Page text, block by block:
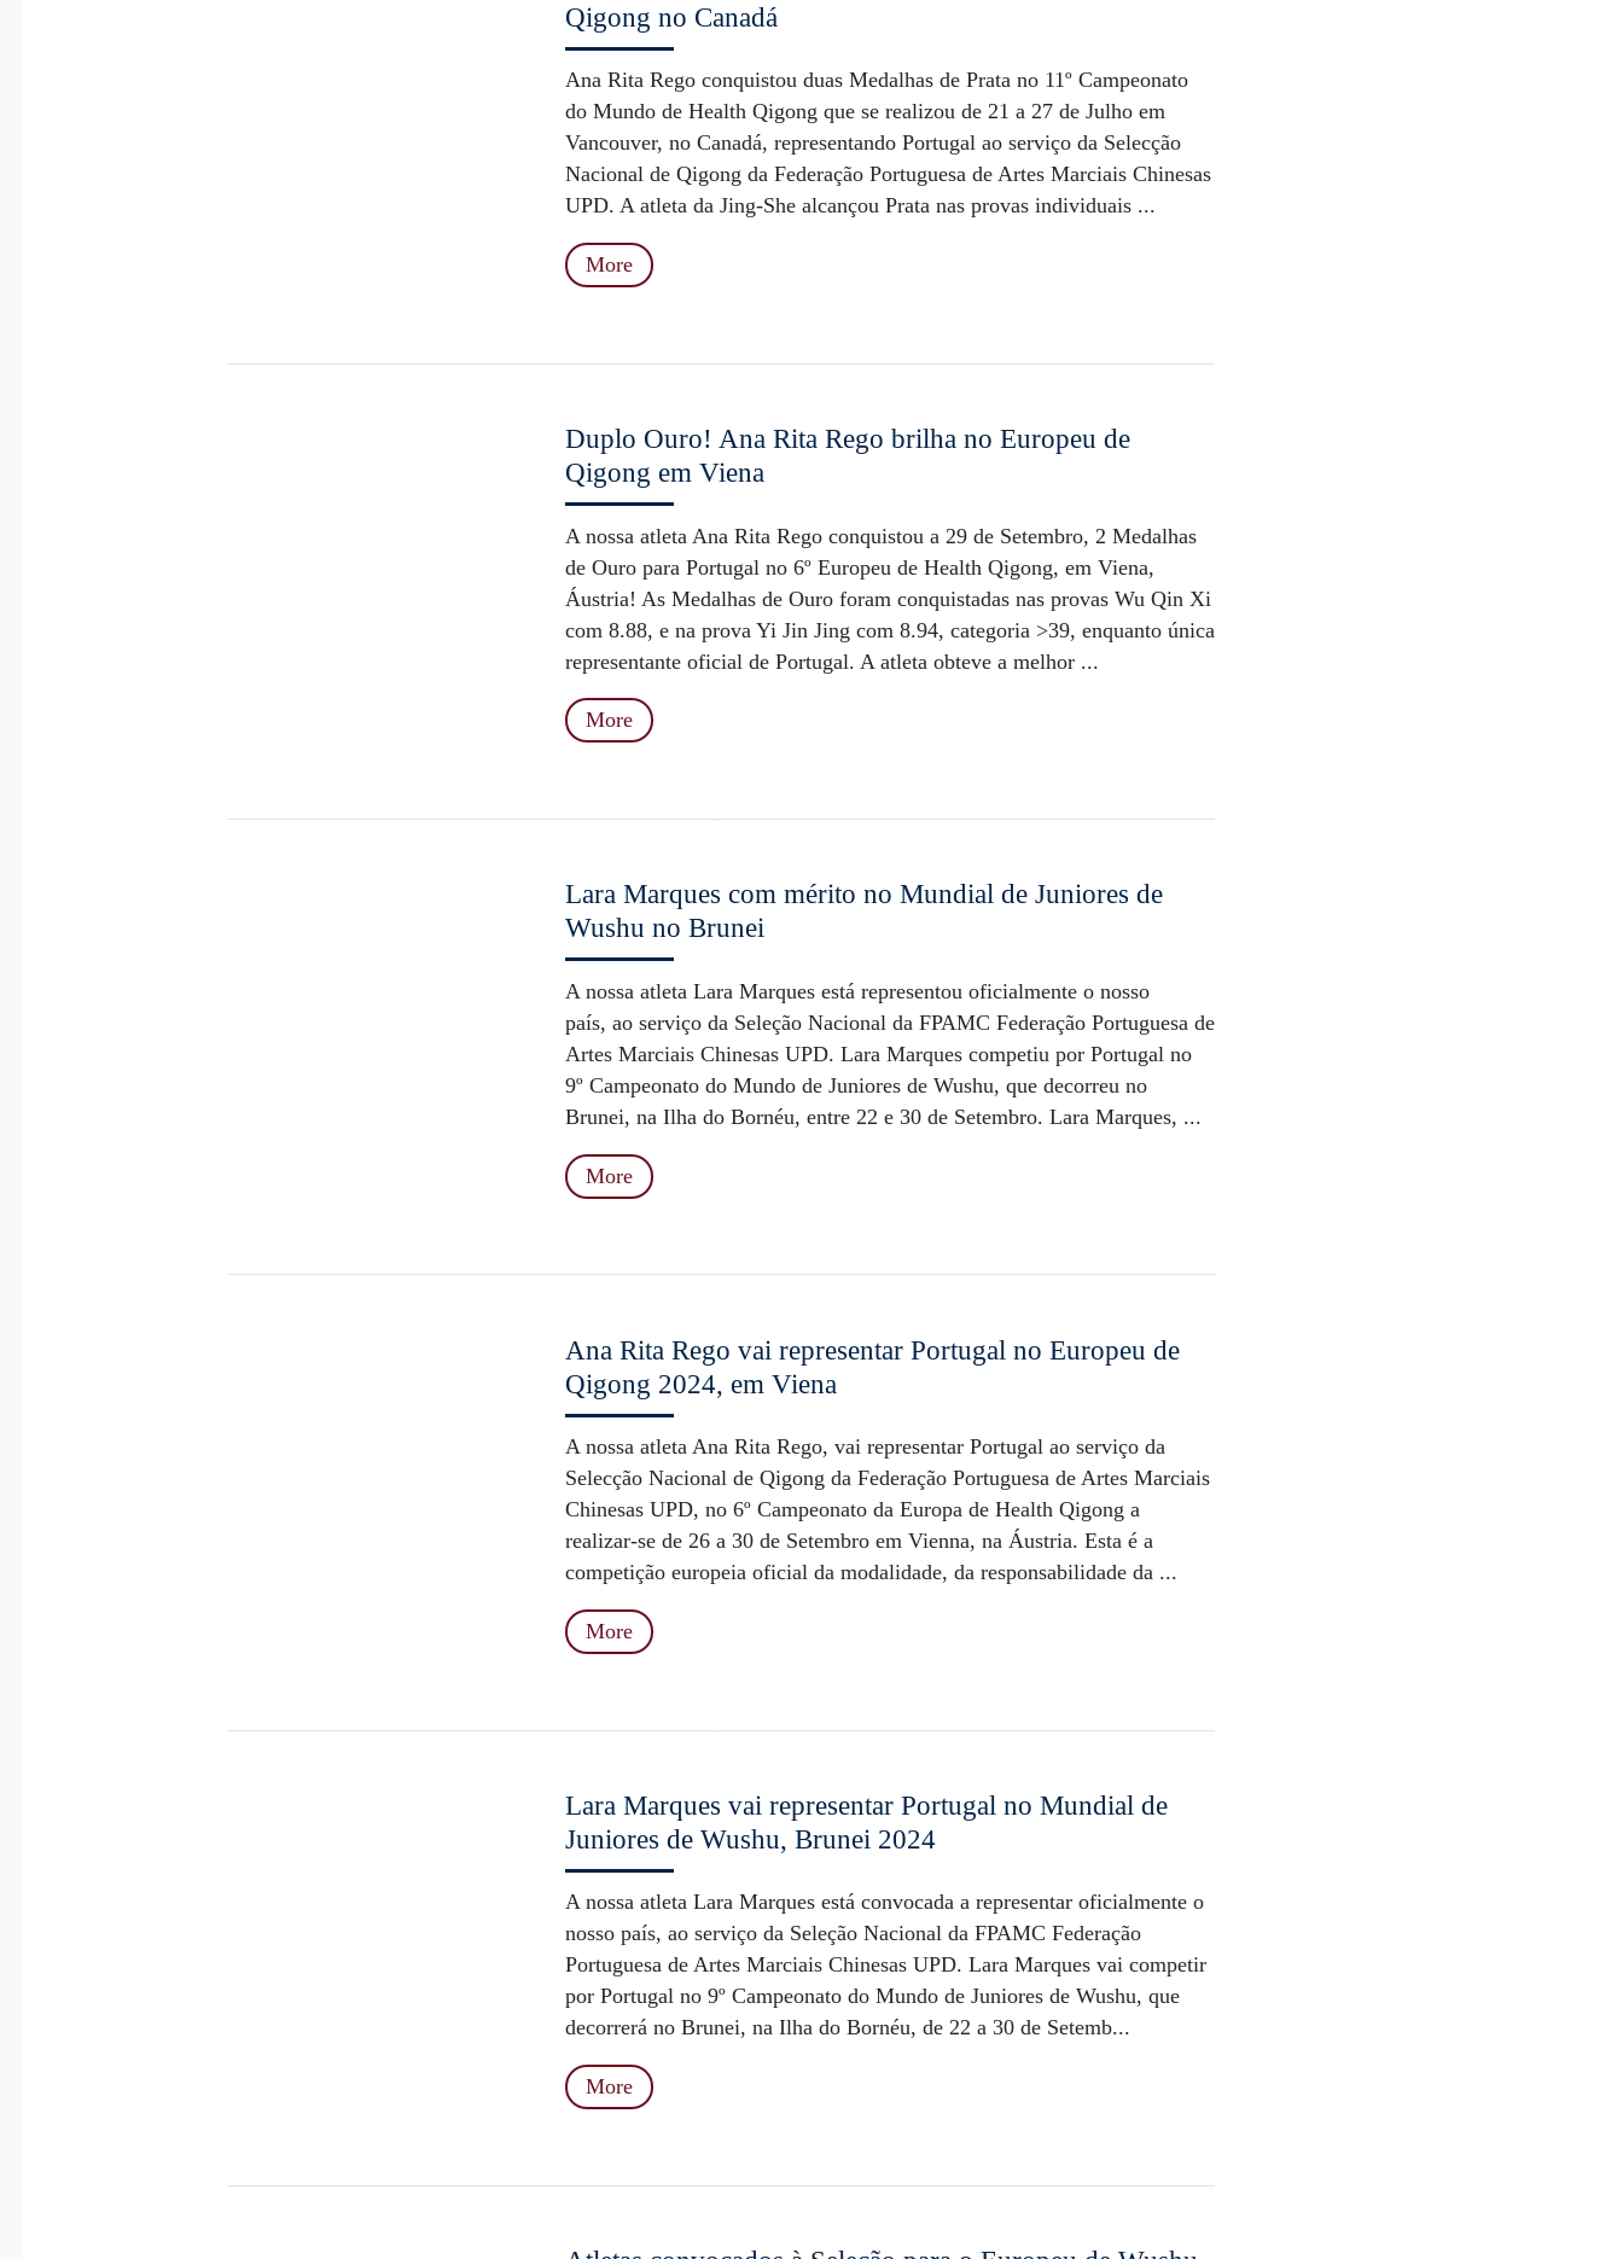
Qigong no Canadá
Ana Rita Rego conquistou duas Medalhas de Prata no 11º Campeonato
do Mundo de Health Qigong que se realizou de 21 a 27 de Julho em
Vancouver, no Canadá, representando Portugal ao serviço da Selecção
Nacional de Qigong da Federação Portuguesa de Artes Marciais Chinesas
UPD. A atleta da Jing-She alcançou Prata nas provas individuais ...
More
Duplo Ouro! Ana Rita Rego brilha no Europeu de
Qigong em Viena
A nossa atleta Ana Rita Rego conquistou a 29 de Setembro, 2 Medalhas
de Ouro para Portugal no 6º Europeu de Health Qigong, em Viena,
Áustria! As Medalhas de Ouro foram conquistadas nas provas Wu Qin Xi
com 8.88, e na prova Yi Jin Jing com 8.94, categoria >39, enquanto única
representante oficial de Portugal. A atleta obteve a melhor ...
More
Lara Marques com mérito no Mundial de Juniores de
Wushu no Brunei
A nossa atleta Lara Marques está representou oficialmente o nosso
país, ao serviço da Seleção Nacional da FPAMC Federação Portuguesa de
Artes Marciais Chinesas UPD. Lara Marques competiu por Portugal no
9º Campeonato do Mundo de Juniores de Wushu, que decorreu no
Brunei, na Ilha do Bornéu, entre 22 e 30 de Setembro. Lara Marques, ...
More
Ana Rita Rego vai representar Portugal no Europeu de
Qigong 2024, em Viena
A nossa atleta Ana Rita Rego, vai representar Portugal ao serviço da
Selecção Nacional de Qigong da Federação Portuguesa de Artes Marciais
Chinesas UPD, no 6º Campeonato da Europa de Health Qigong a
realizar-se de 26 a 30 de Setembro em Vienna, na Áustria. Esta é a
competição europeia oficial da modalidade, da responsabilidade da ...
More
Lara Marques vai representar Portugal no Mundial de
Juniores de Wushu, Brunei 2024
A nossa atleta Lara Marques está convocada a representar oficialmente o
nosso país, ao serviço da Seleção Nacional da FPAMC Federação
Portuguesa de Artes Marciais Chinesas UPD. Lara Marques vai competir
por Portugal no 9º Campeonato do Mundo de Juniores de Wushu, que
decorrerá no Brunei, na Ilha do Bornéu, de 22 a 30 de Setemb...
More